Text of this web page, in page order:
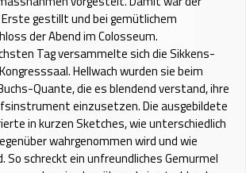
gestillt und bei gemütlichem
der Abend im Colosseum.
Tag versammelte sich die Sikkens-
Hellwach wurden sie beim
Quante, die es blendend verstand, ihre
einzusetzen. Die ausgebildete
in kurzen Sketches, wie unterschiedlich
wahrgenommen wird und wie
So schreckt ein unfreundliches Gemurmel